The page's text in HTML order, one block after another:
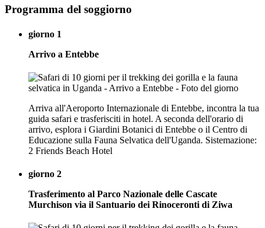
Programma del soggiorno
giorno 1
Arrivo a Entebbe
Arriva all'Aeroporto Internazionale di Entebbe, incontra la tua
guida safari e trasferisciti in hotel. A seconda dell'orario di
arrivo, esplora i Giardini Botanici di Entebbe o il Centro di
Educazione sulla Fauna Selvatica dell'Uganda. Sistemazione:
2 Friends Beach Hotel
giorno 2
Trasferimento al Parco Nazionale delle Cascate
Murchison via il Santuario dei Rinoceronti di Ziwa